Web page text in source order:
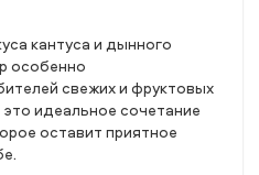
кантуса и дынного
особенно
свежих и фруктовых
идеальное сочетание
оставит приятное